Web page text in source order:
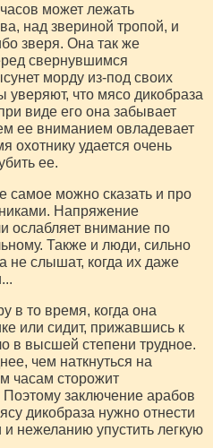
может лежать
над звериной тропой, и
зверя. Она так же
свернувшимся
морду из-под своих
что мясо дикобраза
виде его она забывает
ее вниманием овладевает
охотнику удается очень
ее.
самое можно сказать и про
Напряжение
ослабляет внимание по
Также и люди, сильно
не слышат, когда их даже
в то время, когда она
или сидит, прижавшись к
в высшей степени трудное.
чем наткнуться на
часам сторожит
заключение арабов
дикобраза нужно отнести
нежеланию упустить легкую